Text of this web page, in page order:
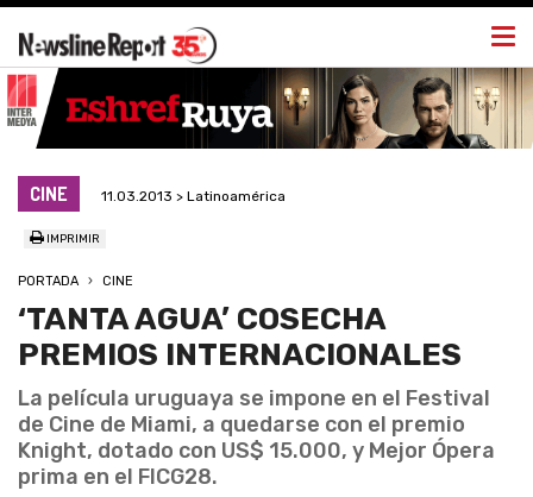
CINE 11.03.2013 > Latinoamérica
IMPRIMIR
PORTADA CINE
‘TANTA AGUA’ COSECHA
PREMIOS INTERNACIONALES
La película uruguaya se impone en el Festival
de Cine de Miami, a quedarse con el premio
Knight, dotado con US$ 15.000, y Mejor Ópera
prima en el FICG28.